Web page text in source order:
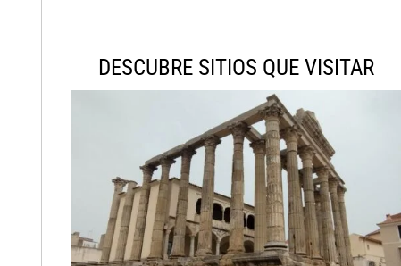
DESCUBRE SITIOS QUE VISITAR